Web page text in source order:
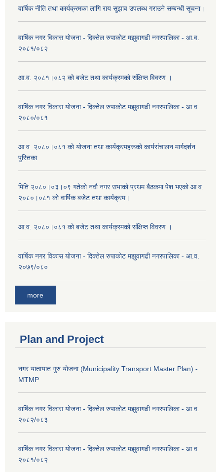
वार्षिक नीति तथा कार्यक्रमका लागि राय सुझाव उपलब्ध गराउने सम्बन्धी सूचना।
वार्षिक नगर विकास योजना - दिक्तेल रुपाकोट मझुवागढी नगरपालिका - आ.व.
२०८१/०८२
आ.व. २०८१।०८२ को बजेट तथा कार्यक्रमको संक्षिप्त विवरण ।
वार्षिक नगर विकास योजना - दिक्तेल रुपाकोट मझुवागढी नगरपालिका - आ.व.
२०८०/०८१
आ.व. २०८०।०८१ को योजना तथा कार्यक्रमहरूको कार्यसंचालन मार्गदर्शन
पुस्तिका
मिति २०८०।०३।०९ गतेको नवौ नगर सभाको प्रथम बैठकमा पेश भएको आ.व.
२०८०।०८१ को वार्षिक बजेट तथा कार्यक्रम।
आ.व. २०८०।०८१ को बजेट तथा कार्यक्रमको संक्षिप्त विवरण ।
वार्षिक नगर विकास योजना - दिक्तेल रुपाकोट मझुवागढी नगरपालिका - आ.व.
२०७९/०८०
more
Plan and Project
नगर यातायात गुरु योजना (Municipality Transport Master Plan) -
MTMP
वार्षिक नगर विकास योजना - दिक्तेल रुपाकोट मझुवागढी नगरपालिका - आ.व.
२०८२/०८३
वार्षिक नगर विकास योजना - दिक्तेल रुपाकोट मझुवागढी नगरपालिका - आ.व.
२०८१/०८२